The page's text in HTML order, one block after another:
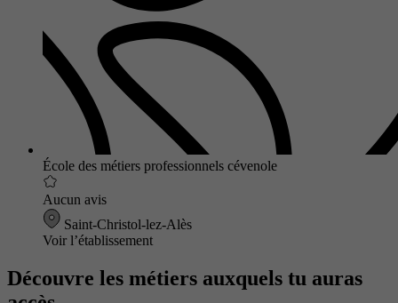
École des métiers professionnels cévenole
Aucun avis
Saint-Christol-lez-Alès
Voir l’établissement
Découvre les métiers auxquels tu auras